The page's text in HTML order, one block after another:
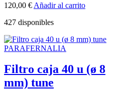
120,00 € Añadir al carrito
427 disponibles
PARAFERNALIA
Filtro caja 40 u (ø 8
mm) tune